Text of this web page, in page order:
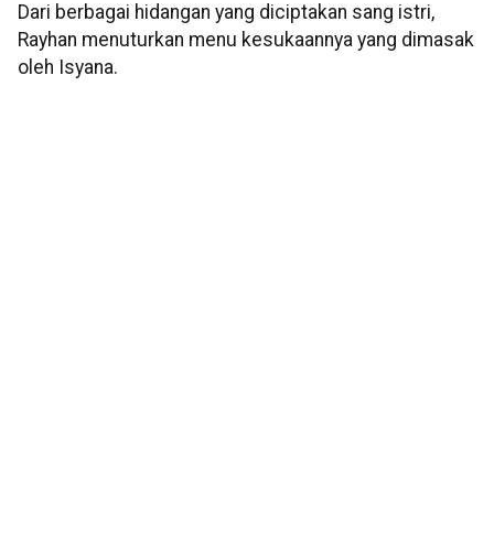
Dari berbagai hidangan yang diciptakan sang istri,
Rayhan menuturkan menu kesukaannya yang dimasak
oleh Isyana.